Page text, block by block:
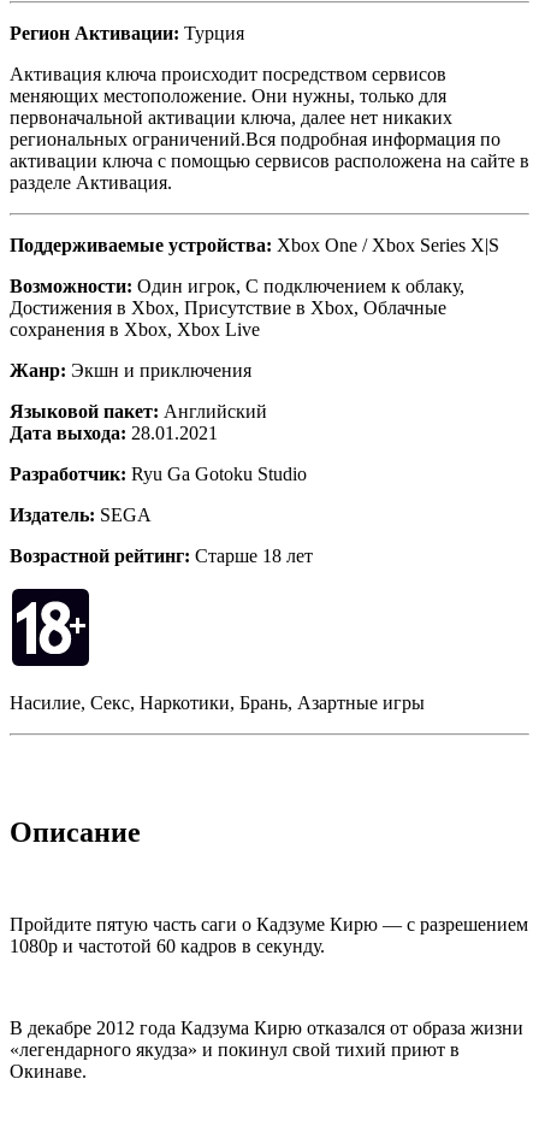
Регион Активации: Турция
Активация ключа происходит посредством сервисов
меняющих местоположение. Они нужны, только для
первоначальной активации ключа, далее нет никаких
региональных ограничений.Вся подробная информация по
активации ключа с помощью сервисов расположена на сайте в
разделе Активация.
Поддерживаемые устройства: Xbox One / Xbox Series X|S
Возможности: Один игрок, С подключением к облаку,
Достижения в Xbox, Присутствие в Xbox, Облачные
сохранения в Xbox, Xbox Live
Жанр: Экшн и приключения
Языковой пакет: Английский
Дата выхода: 28.01.2021
Разработчик: Ryu Ga Gotoku Studio
Издатель: SEGA
Возрастной рейтинг: Старше 18 лет
Насилие, Секс, Наркотики, Брань, Азартные игры
Описание
Пройдите пятую часть саги о Кадзуме Кирю — с разрешением
1080p и частотой 60 кадров в секунду.
В декабре 2012 года Кадзума Кирю отказался от образа жизни
«легендарного якудза» и покинул свой тихий приют в
Окинаве.